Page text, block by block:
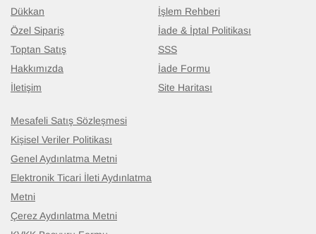
Dükkan
Özel Sipariş
Toptan Satış
Hakkımızda
İletişim
İşlem Rehberi
İade & İptal Politikası
SSS
İade Formu
Site Haritası
Mesafeli Satış Sözleşmesi
Kişisel Veriler Politikası
Genel Aydınlatma Metni
Elektronik Ticari İleti Aydınlatma
Metni
Çerez Aydınlatma Metni